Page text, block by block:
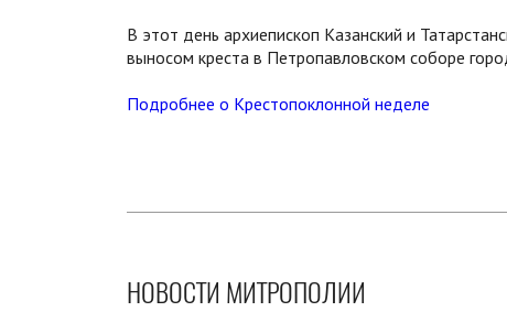
В этот день архиепископ Казанский и
выносом креста в Петропавловском соборе
Подробнее о Крестопоклонной неделе
НОВОСТИ МИТРОПОЛИИ